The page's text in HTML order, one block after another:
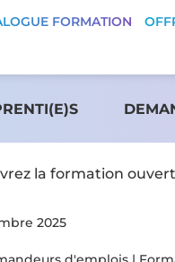
FORMATION
la formation
2025